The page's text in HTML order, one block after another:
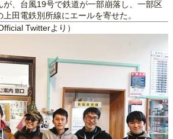
が、台風19号で鉄道が一部崩落し、一部区
田電鉄別所線にエールを寄せた。
Twitterより）